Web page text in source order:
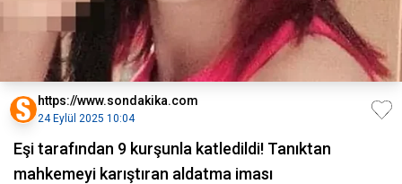
https://www.sondakika.com
24 Eylül 2025 10:04
Eşi tarafından 9 kurşunla katledildi! Tanıktan
mahkemeyi karıştıran aldatma iması